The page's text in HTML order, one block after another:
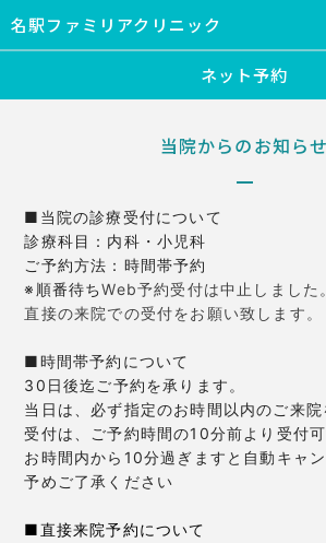
名駅ファミリアクリニック
ネット予約
当院からのお知らせ
■当院の診療受付について
診療科目：内科・小児科
ご予約方法：時間帯予約
※順番待ちWeb予約受付は中止しました。
直接の来院での受付をお願い致します。
■時間帯予約について
30日後迄ご予約を承ります。
当日は、必ず指定のお時間以内のご来
受付は、ご予約時間の10分前より受付可
お時間内から10分過ぎますと自動キャン
予めご了承ください
■直接来院予約について